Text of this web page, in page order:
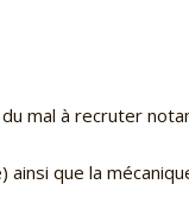
mal à recruter
que la